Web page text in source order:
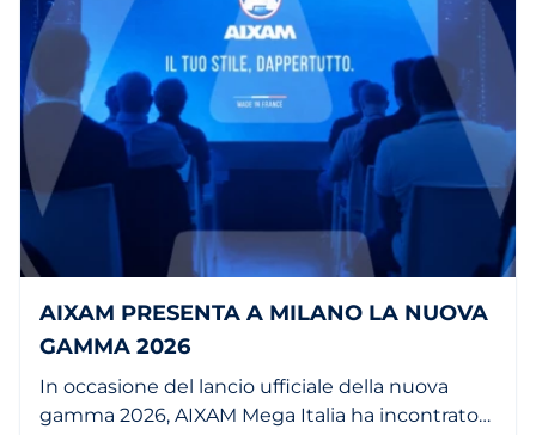
AIXAM PRESENTA A MILANO LA NUOVA
GAMMA 2026
In occasione del lancio ufficiale della nuova
gamma 2026, AIXAM Mega Italia ha incontrato